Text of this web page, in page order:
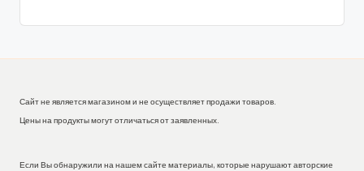
Сайт не является магазином и не осуществляет продажи товаров.
Цены на продукты могут отличаться от заявленных.
Если Вы обнаружили на нашем сайте материалы, которые нарушают авторские